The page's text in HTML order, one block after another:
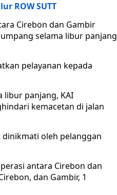
ROW SUTT
Cirebon dan Gambir
selama libur panjang
pelayanan kepada
libur panjang, KAI
kemacetan di jalan
oleh pelanggan
antara Cirebon dan
dan Gambir, 1